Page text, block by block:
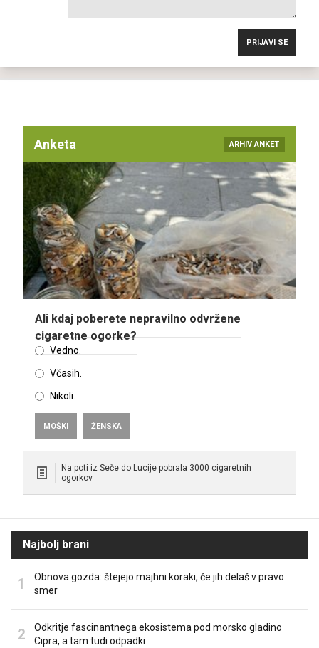
PRIJAVI SE
Anketa ARHIV ANKET
Ali kdaj poberete nepravilno odvržene
cigaretne ogorke?
Vedno.
Včasih.
Nikoli.
MOŠKI ŽENSKA
Na poti iz Seče do Lucije pobrala 3000 cigaretnih
ogorkov
Najbolj brani
Obnova gozda: štejejo majhni koraki, če jih delaš v pravo
smer
Odkritje fascinantnega ekosistema pod morsko gladino
Cipra, a tam tudi odpadki